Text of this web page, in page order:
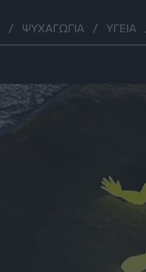
ΨΥΧΑΓΩΓΊΑ ΥΓΕΊΑ